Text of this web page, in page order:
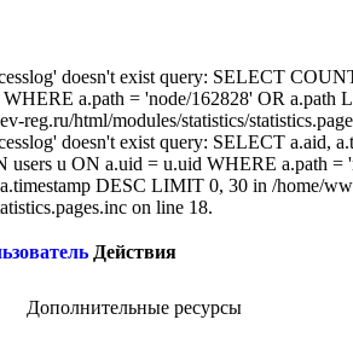
doesn't exist query: SELECT
a.path = 'node/162828' OR a.path
reg.ru/html/modules/statistics/
doesn't exist query: SELECT a.aid,
users u ON a.uid = u.uid WHERE a.path =
DESC LIMIT 0, 30 in /home/
on line 18.
Действия
Дополнительные ресурсы